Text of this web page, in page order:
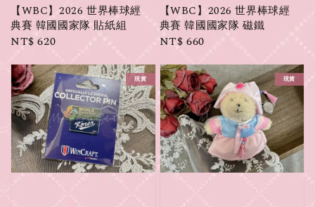
【WBC】2026 世界棒球經
典賽 韓國國家隊 貼紙組
Regular
NT$ 620
【WBC】2026 世界棒球經
典賽 韓國國家隊 磁鐵
Regular
NT$ 660
現貨 現貨